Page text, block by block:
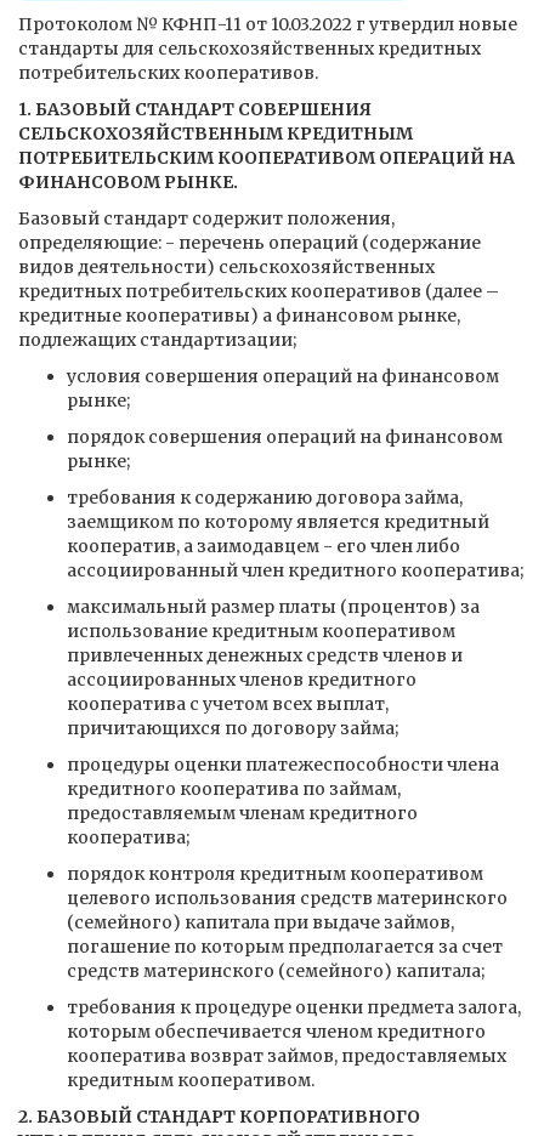
Протоколом № КФНП-11 от 10.03.2022 г утвердил новые
стандарты для сельскохозяйственных кредитных
потребительских кооперативов.
1. БАЗОВЫЙ СТАНДАРТ СОВЕРШЕНИЯ
СЕЛЬСКОХОЗЯЙСТВЕННЫМ КРЕДИТНЫМ
ПОТРЕБИТЕЛЬСКИМ КООПЕРАТИВОМ ОПЕРАЦИЙ НА
ФИНАНСОВОМ РЫНКЕ.
Базовый стандарт содержит положения,
определяющие: - перечень операций (содержание
видов деятельности) сельскохозяйственных
кредитных потребительских кооперативов (далее –
кредитные кооперативы) а финансовом рынке,
подлежащих стандартизации;
условия совершения операций на финансовом
рынке;
порядок совершения операций на финансовом
рынке;
требования к содержанию договора займа,
заемщиком по которому является кредитный
кооператив, а заимодавцем - его член либо
ассоциированный член кредитного кооператива;
максимальный размер платы (процентов) за
использование кредитным кооперативом
привлеченных денежных средств членов и
ассоциированных членов кредитного
кооператива с учетом всех выплат,
причитающихся по договору займа;
процедуры оценки платежеспособности члена
кредитного кооператива по займам,
предоставляемым членам кредитного
кооператива;
порядок контроля кредитным кооперативом
целевого использования средств материнского
(семейного) капитала при выдаче займов,
погашение по которым предполагается за счет
средств материнского (семейного) капитала;
требования к процедуре оценки предмета залога,
которым обеспечивается членом кредитного
кооператива возврат займов, предоставляемых
кредитным кооперативом.
2. БАЗОВЫЙ СТАНДАРТ КОРПОРАТИВНОГО